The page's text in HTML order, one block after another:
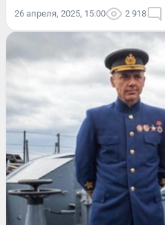
26 апреля, 2025, 15:00 2 918